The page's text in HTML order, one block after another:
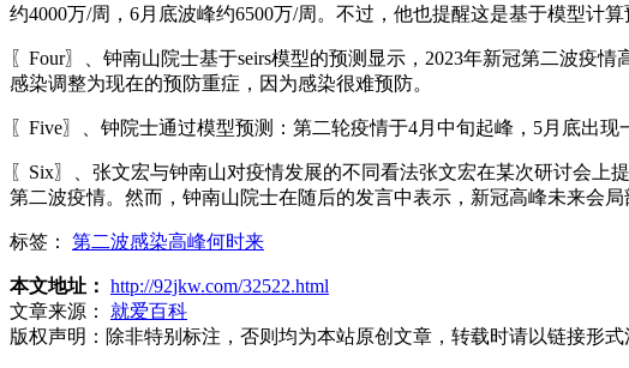
约4000万/周，6月底波峰约6500万/周。不过，他也提醒这是基于模型计算
〖Four〗、钟南山院士基于seirs模型的预测显示，2023年新冠第二波疫
感染调整为现在的预防重症，因为感染很难预防。
〖Five〗、钟院士通过模型预测：第二轮疫情于4月中旬起峰，5月底出
〖Six〗、张文宏与钟南山对疫情发展的不同看法张文宏在某次研讨会
第二波疫情。然而，钟南山院士在随后的发言中表示，新冠高峰未来会局
标签： 第二波感染高峰何时来
本文地址： http://92jkw.com/32522.html
文章来源：
就爱百科
版权声明： 除非特别标注，否则均为本站原创文章，转载时请以链接形式